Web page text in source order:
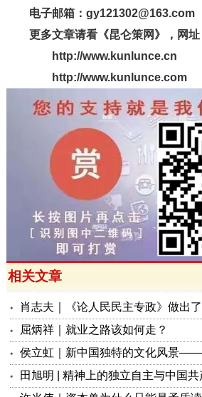
电子邮箱：gy121302@163.com
更多文章请看《昆仑策网》，网址
http://www.kunlunce.cn
http://www.kunlunce.com
相关文章
屈炳祥｜就业之路该如何走？
侯立虹｜新中国独特的文化风景
田旭明 | 精神上的独立自主与中国